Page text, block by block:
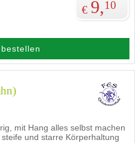
€ 9,10
mit Hang alles selbst machen
und starre Körperhaltung